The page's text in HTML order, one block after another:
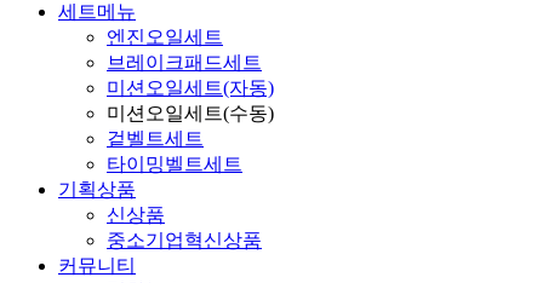
세트메뉴
엔진오일세트
브레이크패드세트
미션오일세트(자동)
미션오일세트(수동)
겉벨트세트
타이밍벨트세트
기획상품
신상품
중소기업혁신상품
커뮤니티